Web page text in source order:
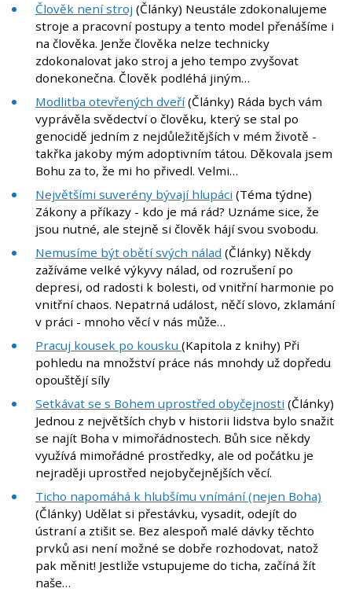
Člověk není stroj (Články) Neustále zdokonalujeme
stroje a pracovní postupy a tento model přenášíme i
na člověka. Jenže člověka nelze technicky
zdokonalovat jako stroj a jeho tempo zvyšovat
donekonečna. Člověk podléhá jiným…
Modlitba otevřených dveří(Články) Ráda bych vám
vyprávěla svědectví o člověku, který se stal po
genocidě jedním z nejdůležitějších v mém životě -
takřka jakoby mým adoptivním tátou. Děkovala jsem
Bohu za to, že mi ho přivedl. Velmi…
Největšími suverény bývají hlupáci (Téma týdne)
Zákony a příkazy - kdo je má rád? Uznáme sice, že
jsou nutné, ale stejně si člověk hájí svou svobodu.
Nemusíme být obětí svých nálad (Články) Někdy
zažíváme velké výkyvy nálad, od rozrušení po
depresi, od radosti k bolesti, od vnitřní harmonie po
vnitřní chaos. Nepatrná událost, něčí slovo, zklamání
v práci - mnoho věcí v nás může…
Pracuj kousek po kousku (Kapitola z knihy) Při
pohledu na množství práce nás mnohdy už dopředu
opouštějí síly
Setkávat se s Bohem uprostřed obyčejnosti (Články)
Jednou z největších chyb v historii lidstva bylo snažit
se najít Boha v mimořádnostech. Bůh sice někdy
využívá mimořádné prostředky, ale od počátku je
nejraději uprostřed nejobyčejnějších věcí.
Ticho napomáhá k hlubšímu vnímání (nejen Boha)
(Články) Udělat si přestávku, vysadit, odejít do
ústraní a ztišit se. Bez alespoň malé dávky těchto
prvků asi není možné se dobře rozhodovat, natož
pak měnit! Jestliže vstupujeme do ticha, začíná žít
naše…